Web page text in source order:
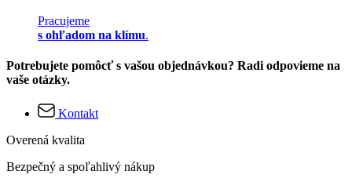
Pracujeme
s ohľadom na klímu.
Potrebujete pomôcť s vašou objednávkou? Radi odpovieme na
vaše otázky.
Kontakt
Overená kvalita
Bezpečný a spoľahlivý nákup